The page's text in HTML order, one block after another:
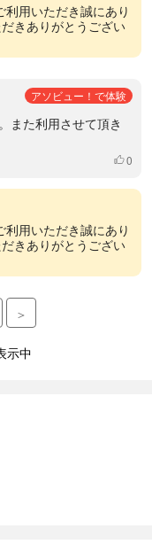
用いただき誠にあり
きありがとうござい
アソビュー！で体験
また利用させて頂き
いいね
0
用いただき誠にあり
きありがとうござい
＞
示中